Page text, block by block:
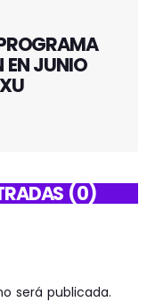
EN JUNIO
(0)
será publicada.